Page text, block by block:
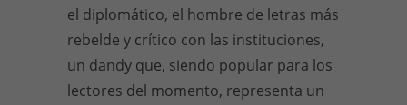
el diplomático, el hombre de letras más
rebelde y crítico con las instituciones,
un dandy que, siendo popular para los
lectores del momento, representa un